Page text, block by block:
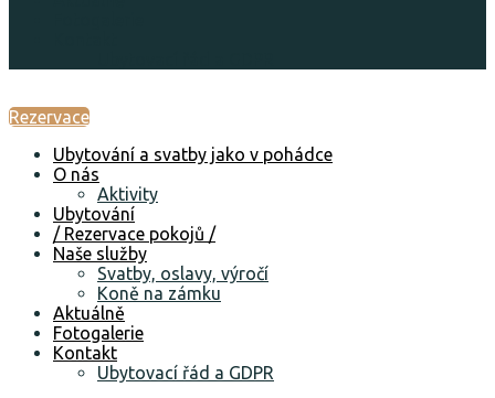
Rezervace
Ubytování a svatby jako v pohádce
O nás
Aktivity
Ubytování
/ Rezervace pokojů /
Naše služby
Svatby, oslavy, výročí
Koně na zámku
Aktuálně
Fotogalerie
Kontakt
Ubytovací řád a GDPR